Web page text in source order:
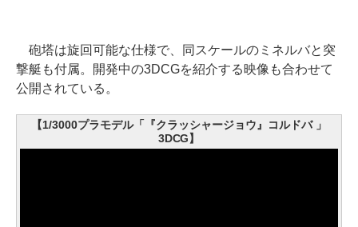
砲塔は旋回可能な仕様で、同スケールのミネルバと突
撃艇も付属。開発中の3DCGを紹介する映像も合わせて
公開されている。
【1/3000プラモデル「『クラッシャージョウ』コルドバ 」
3DCG】